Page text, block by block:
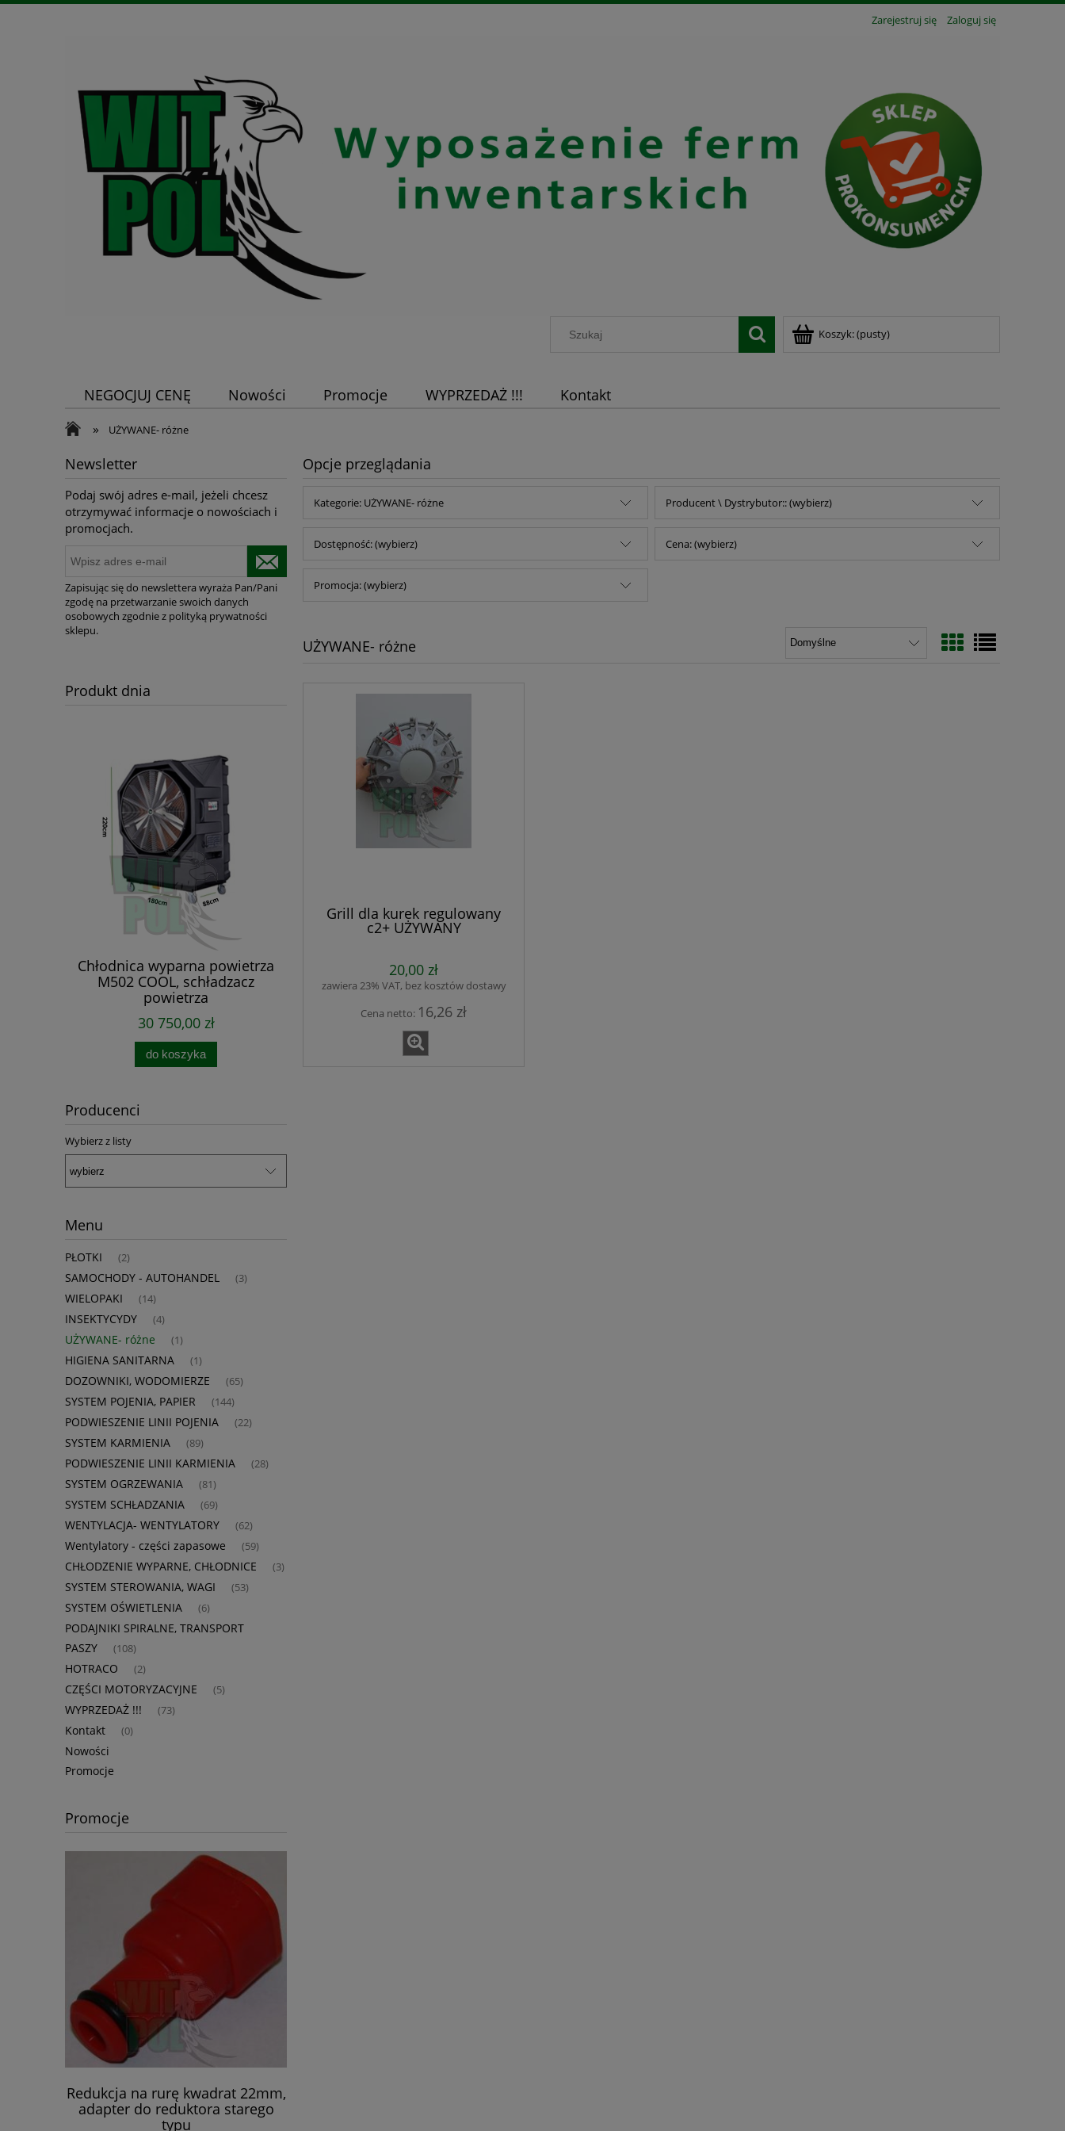
Zarejestruj się Zaloguj się
Koszyk:(pusty)
NEGOCJUJ CENĘ Nowości Promocje WYPRZEDAŻ !!! Kontakt
» UŻYWANE- różne
Newsletter
Podaj swój adres e-mail, jeżeli chcesz
otrzymywać informacje o nowościach i
promocjach.
Zapisując się do newslettera wyraża Pan/Pani
zgodę na przetwarzanie swoich danych
osobowych zgodnie z polityką prywatności
sklepu.
Produkt dnia
Chłodnica wyparna powietrza
M502 COOL, schładzacz
powietrza
30 750,00 zł
do koszyka
Producenci
Wybierz z listy
Menu
PŁOTKI (2)
SAMOCHODY - AUTOHANDEL (3)
WIELOPAKI (14)
INSEKTYCYDY (4)
UŻYWANE- różne (1)
HIGIENA SANITARNA (1)
DOZOWNIKI, WODOMIERZE (65)
SYSTEM POJENIA, PAPIER (144)
PODWIESZENIE LINII POJENIA (22)
SYSTEM KARMIENIA (89)
PODWIESZENIE LINII KARMIENIA (28)
SYSTEM OGRZEWANIA (81)
SYSTEM SCHŁADZANIA (69)
WENTYLACJA- WENTYLATORY (62)
Wentylatory - części zapasowe (59)
CHŁODZENIE WYPARNE, CHŁODNICE (3)
SYSTEM STEROWANIA, WAGI (53)
SYSTEM OŚWIETLENIA (6)
PODAJNIKI SPIRALNE, TRANSPORT
PASZY
(108)
HOTRACO (2)
CZĘŚCI MOTORYZACYJNE (5)
WYPRZEDAŻ !!! (73)
Kontakt (0)
Nowości
Promocje
Promocje
Redukcja na rurę kwadrat 22mm,
adapter do reduktora starego
typu
Opcje przeglądania
Kategorie: UŻYWANE- różne Producent \ Dystrybutor:: (wybierz)
Dostępność: (wybierz) Cena: (wybierz)
Promocja: (wybierz)
UŻYWANE- różne
Grill dla kurek regulowany
c2+ UŻYWANY
20,00 zł
zawiera 23% VAT, bez kosztów dostawy
Cena netto: 16,26 zł